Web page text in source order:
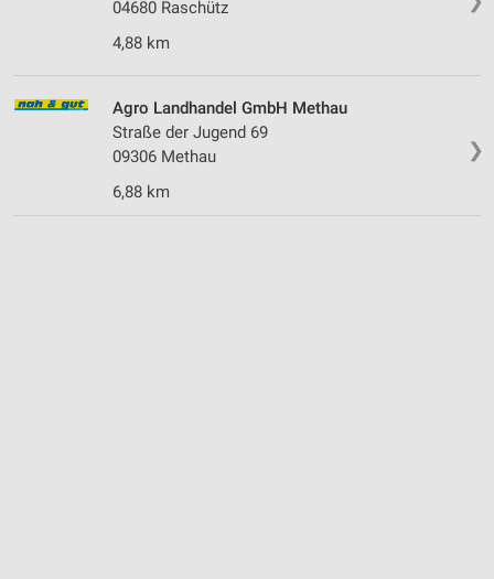
04680 Raschütz
4,88 km
❯
Agro Landhandel GmbH Methau
Straße der Jugend 69
09306 Methau
6,88 km